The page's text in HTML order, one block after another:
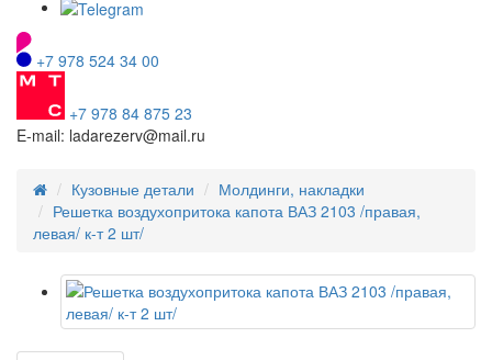
+7 978 524 34 00
+7 978 84 875 23
E-mail: ladarezerv@mail.ru
Кузовные детали
Молдинги, накладки
Решетка воздухопритока капота ВАЗ 2103 /правая,
левая/ к-т 2 шт/